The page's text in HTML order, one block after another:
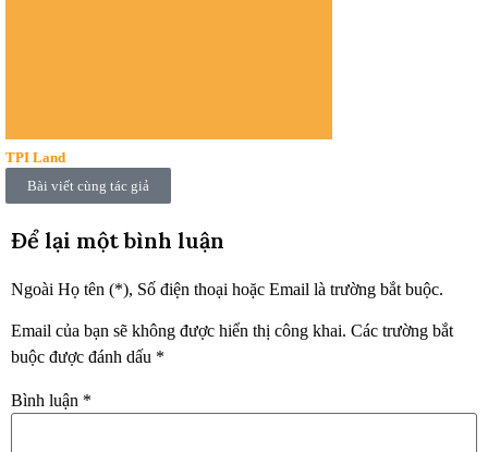
TPI Land
Bài viết cùng tác giả
Để lại một bình luận
Ngoài Họ tên (*), Số điện thoại hoặc Email là trường bắt buộc.
Email của bạn sẽ không được hiển thị công khai. Các trường bắt
buộc được đánh dấu *
Bình luận *